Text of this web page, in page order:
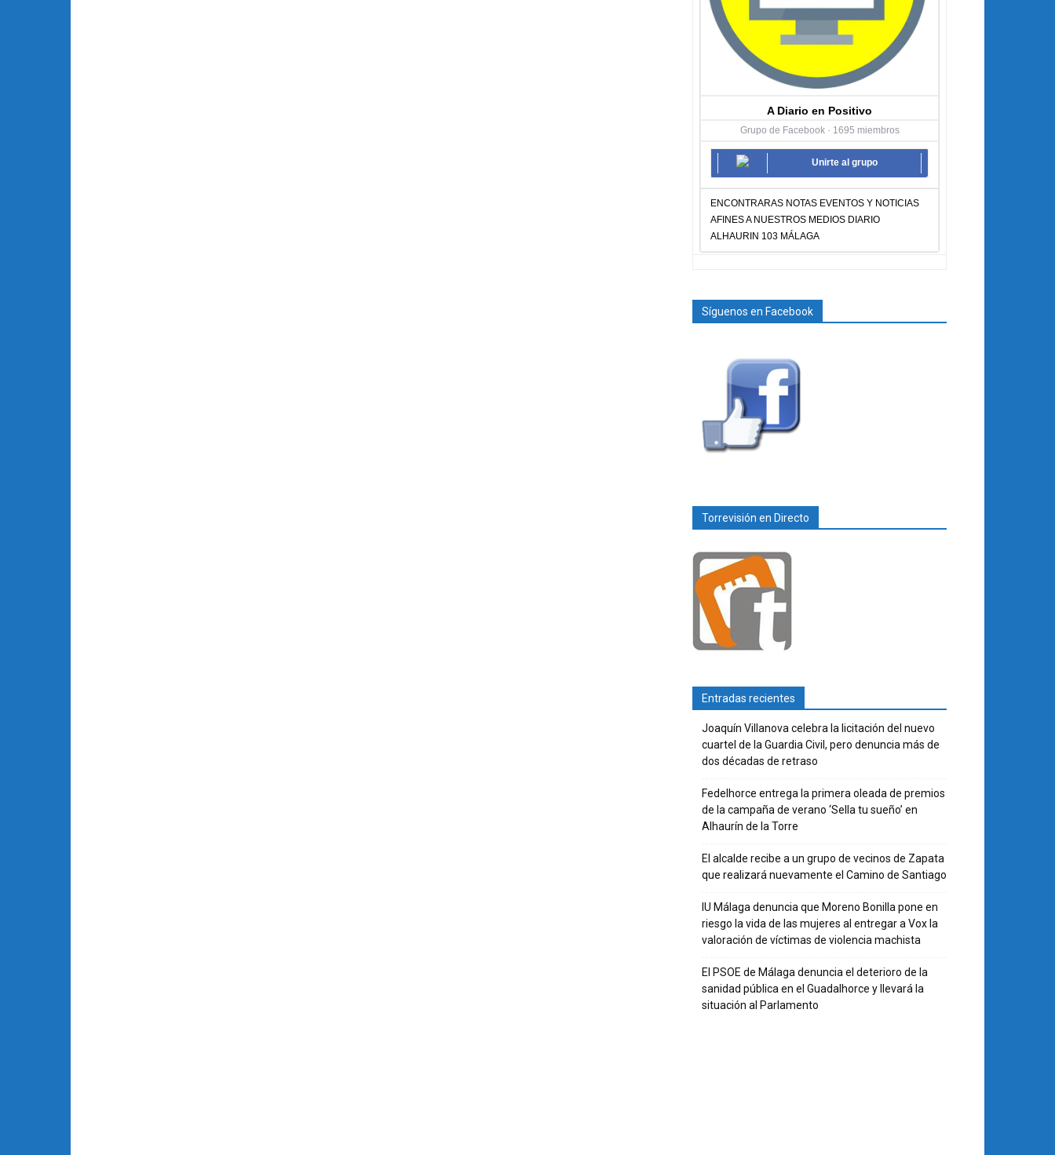
A Diario en Positivo
Grupo de Facebook · 1695 miembros
Unirte al grupo
ENCONTRARAS NOTAS EVENTOS Y NOTICIAS
AFINES A NUESTROS MEDIOS DIARIO
ALHAURIN 103 MÁLAGA
Síguenos en Facebook
Torrevisión en Directo
Entradas recientes
Joaquín Villanova celebra la licitación del nuevo
cuartel de la Guardia Civil, pero denuncia más de
dos décadas de retraso
Fedelhorce entrega la primera oleada de premios
de la campaña de verano ‘Sella tu sueño’ en
Alhaurín de la Torre
El alcalde recibe a un grupo de vecinos de Zapata
que realizará nuevamente el Camino de Santiago
IU Málaga denuncia que Moreno Bonilla pone en
riesgo la vida de las mujeres al entregar a Vox la
valoración de víctimas de violencia machista
El PSOE de Málaga denuncia el deterioro de la
sanidad pública en el Guadalhorce y llevará la
situación al Parlamento